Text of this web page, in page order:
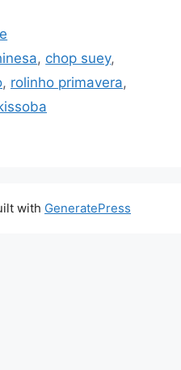
, chop suey,
, rolinho primavera,
with GeneratePress